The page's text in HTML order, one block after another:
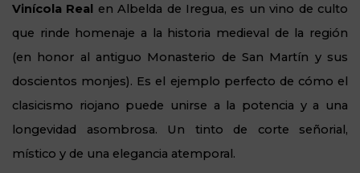
Vinícola Real en Albelda de Iregua, es un vino de culto
que rinde homenaje a la historia medieval de la región
(en honor al antiguo Monasterio de San Martín y sus
doscientos monjes). Es el ejemplo perfecto de cómo el
clasicismo riojano puede unirse a la potencia y a una
longevidad asombrosa. Un tinto de corte señorial,
místico y de una elegancia atemporal.